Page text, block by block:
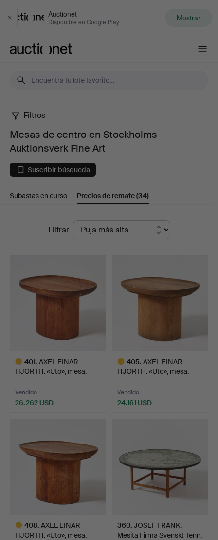
Cerrar
Auctionet
Disponible en Google Play Mostrar
Mesas
de
centro
en
Auktionsverk
Art
Filtros
Mesas de centro en Stockholms
Auktionsverk Fine Art
Suscribir búsqueda
Subastas en curso Precios de remate(34)
Filtrar
401. AXEL EINAR
HJORTH. «Utö», mesa,
Vendido
26.262 USD
405. AXEL EINAR
HJORTH. «Utö», mesa,
Vendido
24.161 USD
408. AXEL EINAR
HJORTH. «Utö», mesa,
360. JOSEF FRANK.
Mesita Firma Svenskt Tenn,